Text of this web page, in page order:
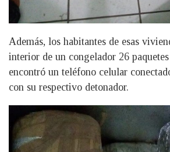
Además, los habitantes de esas
interior de un congelador 26
encontró un teléfono celular
con su respectivo detonador.